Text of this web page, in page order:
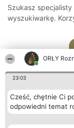
ORŁY
23:03
Cześć, chętnie Ci
odpowiedni temat
Szukasz
wyszukiwarkę.
Organizator